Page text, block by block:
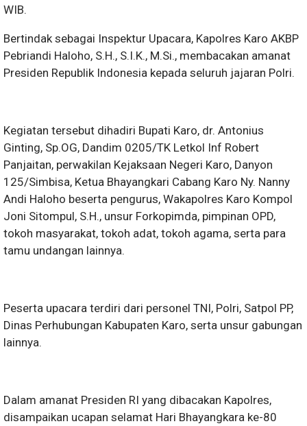
WIB.
Bertindak sebagai Inspektur Upacara, Kapolres Karo AKBP
Pebriandi Haloho, S.H., S.I.K., M.Si., membacakan amanat
Presiden Republik Indonesia kepada seluruh jajaran Polri.
Kegiatan tersebut dihadiri Bupati Karo, dr. Antonius
Ginting, Sp.OG, Dandim 0205/TK Letkol Inf Robert
Panjaitan, perwakilan Kejaksaan Negeri Karo, Danyon
125/Simbisa, Ketua Bhayangkari Cabang Karo Ny. Nanny
Andi Haloho beserta pengurus, Wakapolres Karo Kompol
Joni Sitompul, S.H., unsur Forkopimda, pimpinan OPD,
tokoh masyarakat, tokoh adat, tokoh agama, serta para
tamu undangan lainnya.
Peserta upacara terdiri dari personel TNI, Polri, Satpol PP,
Dinas Perhubungan Kabupaten Karo, serta unsur gabungan
lainnya.
Dalam amanat Presiden RI yang dibacakan Kapolres,
disampaikan ucapan selamat Hari Bhayangkara ke-80